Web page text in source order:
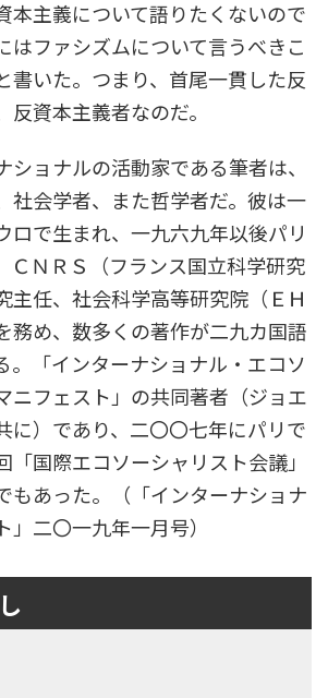
本主義について語りたくないので
はファシズムについて言うべきこ
書いた。つまり、首尾一貫した反
反資本主義者なのだ。
ョナルの活動家である筆者は、
社会学者、また哲学者だ。彼は一
ロで生まれ、一九六九年以後パリ
ＣＮＲＳ（フランス国立科学研究
主任、社会科学高等研究院（ＥＨ
務め、数多くの著作が二九カ国語
。「インターナショナル・エコソ
ニフェスト」の共同著者（ジョエ
に）であり、二〇〇七年にパリで
「国際エコソーシャリスト会議」
もあった。（「インターナショナ
」二〇一九年一月号）